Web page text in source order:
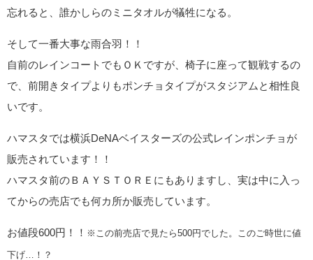
忘れると、誰かしらのミニタオルが犠牲になる。
そして一番大事な雨合羽！！
自前のレインコートでもＯＫですが、椅子に座って観戦するの
で、前開きタイプよりもポンチョタイプがスタジアムと相性良
いです。
ハマスタでは横浜DeNAベイスターズの公式レインポンチョが
販売されています！！
ハマスタ前のＢＡＹＳＴＯＲＥにもありますし、実は中に入っ
てからの売店でも何カ所か販売しています。
お値段600円！！ ※この前売店で見たら500円でした。このご時世に値
下げ…！？